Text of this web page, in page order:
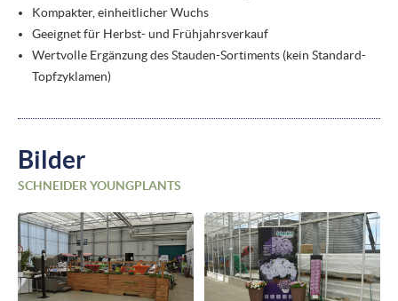
Kompakter, einheitlicher Wuchs
Geeignet für Herbst- und Frühjahrsverkauf
Wertvolle Ergänzung des Stauden-Sortiments (kein Standard-
Topfzyklamen)
Bilder
SCHNEIDER YOUNGPLANTS